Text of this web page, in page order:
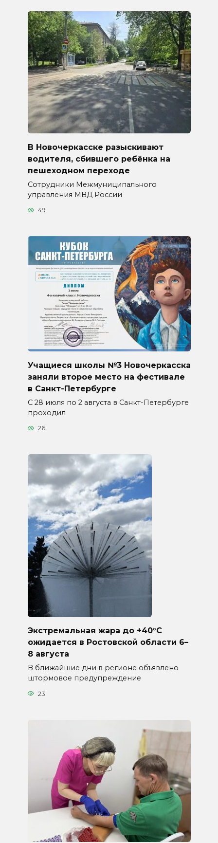
В Новочеркасске разыскивают
водителя, сбившего ребёнка на
пешеходном переходе
Сотрудники Межмуниципального
управления МВД России
49
Учащиеся школы №3 Новочеркасска
заняли второе место на фестивале
в Санкт-Петербурге
С 28 июля по 2 августа в Санкт-Петербурге
проходил
26
Экстремальная жара до +40°C
ожидается в Ростовской области 6–
8 августа
В ближайшие дни в регионе объявлено
штормовое предупреждение
23